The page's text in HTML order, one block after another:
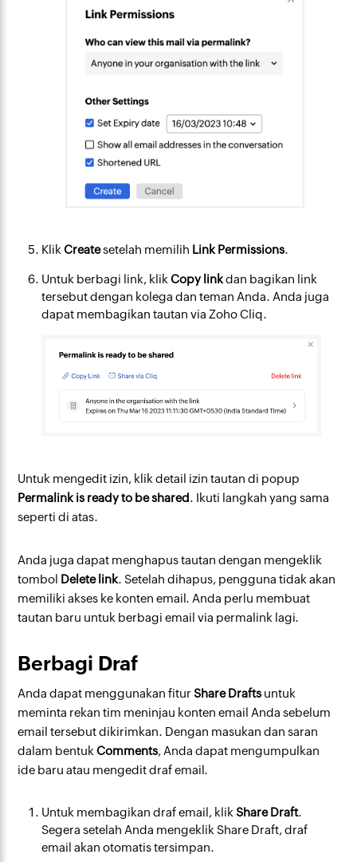
KlikCreatesetelah memilih Link Permissions.
Untuk berbagi link, klikCopy linkdan bagikan link
tersebut dengan kolega dan teman Anda. Anda juga
dapat membagikan tautan via Zoho Cliq.
Untuk mengedit izin, klik detail izin tautan di popup
Permalink is ready to be shared. Ikuti langkah yang sama
seperti di atas.
Anda juga dapat menghapus tautan dengan mengeklik
tombol Delete link. Setelah dihapus, pengguna tidak akan
memiliki akses ke konten email. Anda perlu membuat
tautan baru untuk berbagi email via permalink lagi.
Berbagi Draf
Anda dapat menggunakan fiturShare Drafts untuk
meminta rekan tim meninjau konten email Anda sebelum
email tersebut dikirimkan. Dengan masukan dan saran
dalam bentukComments, Anda dapat mengumpulkan
ide baru atau mengedit draf email.
Untuk membagikan draf email, klikShare Draft.
Segera setelah Anda mengeklik Share Draft, draf
email akan otomatis tersimpan.